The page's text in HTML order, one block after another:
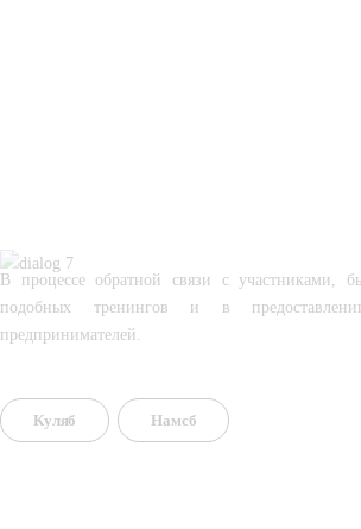
В процессе обратной связи с участниками,
подобных тренингов и в
предпринимателей.
Куляб Намсб